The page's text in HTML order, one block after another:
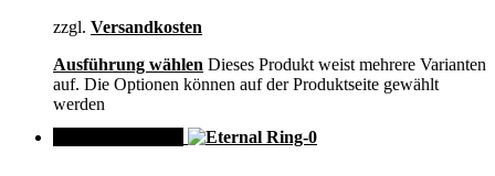
zzgl. Versandkosten
Ausführung wählen Dieses Produkt weist mehrere Varianten
auf. Die Optionen können auf der Produktseite gewählt
werden